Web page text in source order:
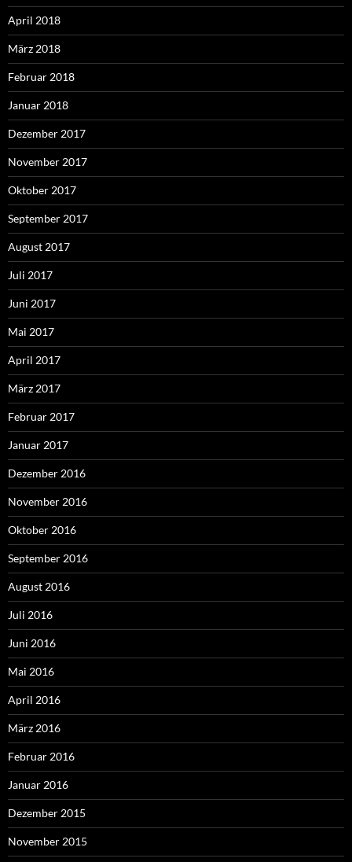
April 2018
März 2018
Februar 2018
Januar 2018
Dezember 2017
November 2017
Oktober 2017
September 2017
August 2017
Juli 2017
Juni 2017
Mai 2017
April 2017
März 2017
Februar 2017
Januar 2017
Dezember 2016
November 2016
Oktober 2016
September 2016
August 2016
Juli 2016
Juni 2016
Mai 2016
April 2016
März 2016
Februar 2016
Januar 2016
Dezember 2015
November 2015